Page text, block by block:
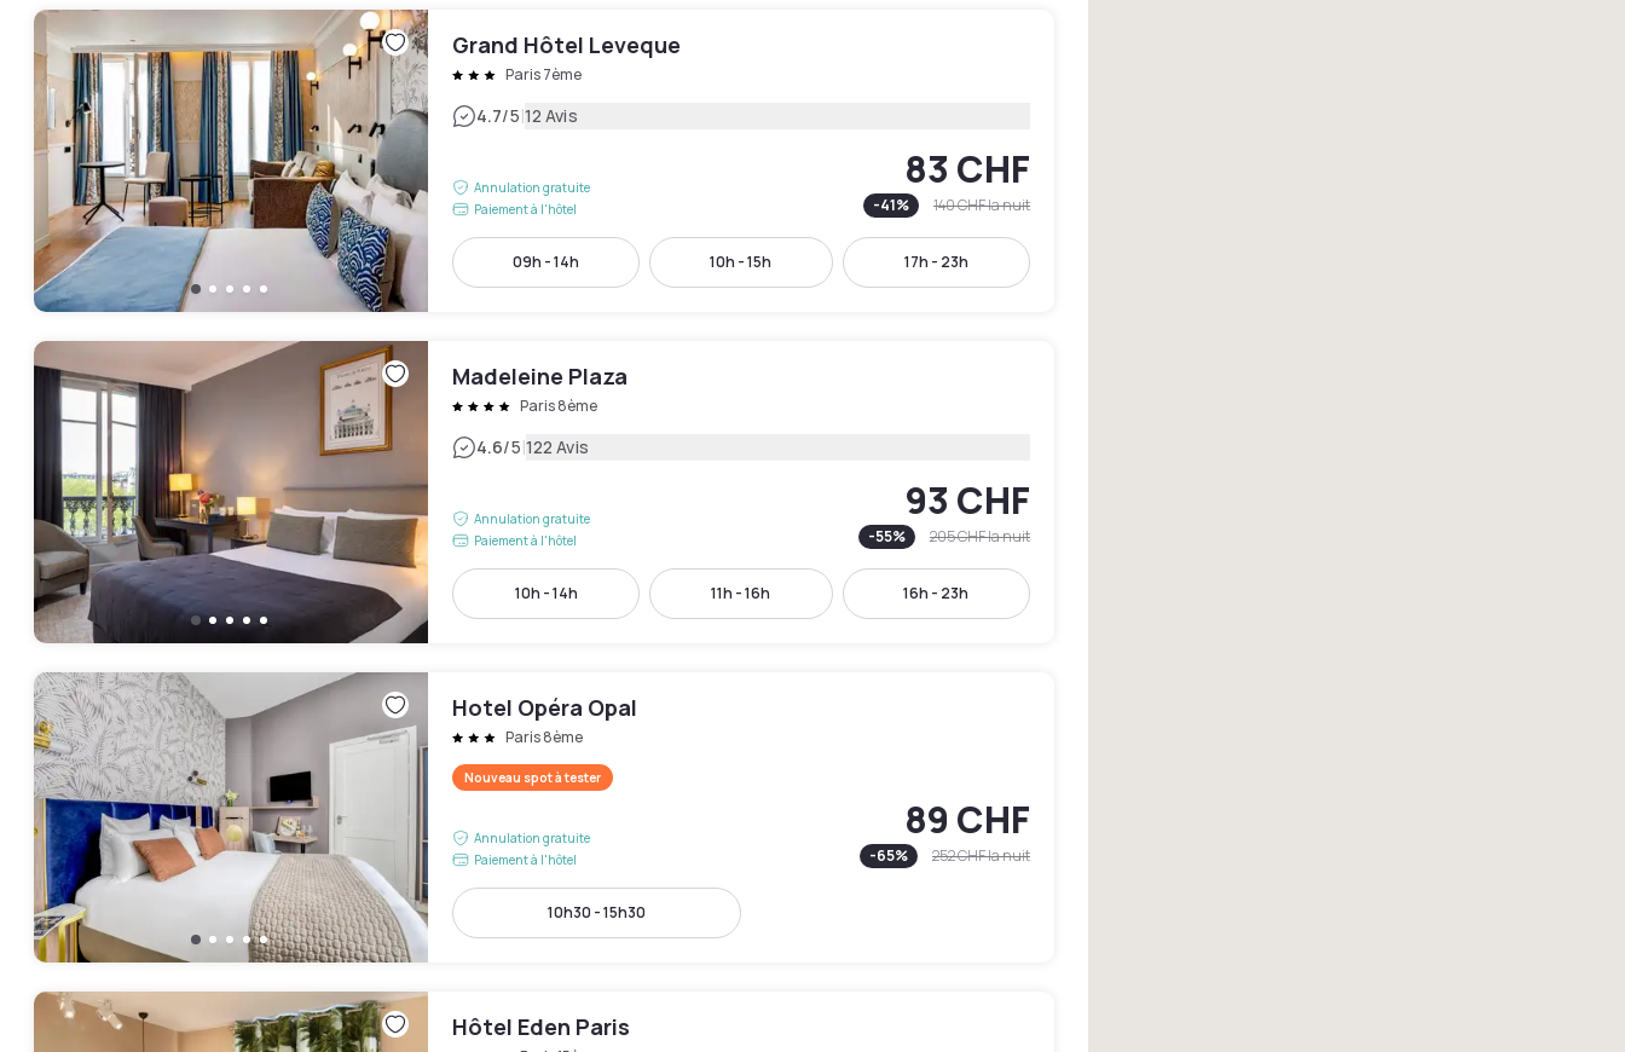
Grand Hôtel Leveque
Paris 7ème
4.7/5|12 Avis
Annulation gratuite
Paiement à l'hôtel
83 CHF
-41% 140 CHFla nuit
09h - 14h 10h - 15h 17h - 23h
Madeleine Plaza
Paris 8ème
4.6/5|122 Avis
Annulation gratuite
Paiement à l'hôtel
93 CHF
-55% 205 CHFla nuit
10h - 14h 11h - 16h 16h - 23h
Hotel Opéra Opal
Paris 8ème
Nouveau spot à tester
Annulation gratuite
Paiement à l'hôtel
89 CHF
-65% 252 CHFla nuit
10h30 - 15h30
Hôtel Eden Paris